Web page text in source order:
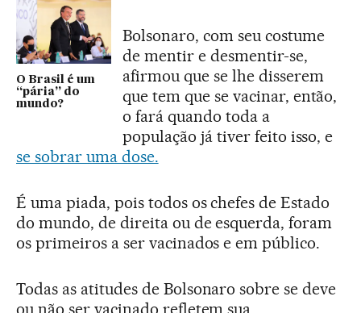
O Brasil é um
“pária” do
mundo?
Bolsonaro, com seu costume
de mentir e desmentir-se,
afirmou que se lhe disserem
que tem que se vacinar, então,
o fará quando toda a
população já tiver feito isso, e
se sobrar uma dose.
É uma piada, pois todos os chefes de Estado
do mundo, de direita ou de esquerda, foram
os primeiros a ser vacinados e em público.
Todas as atitudes de Bolsonaro sobre se deve
ou não ser vacinado refletem sua